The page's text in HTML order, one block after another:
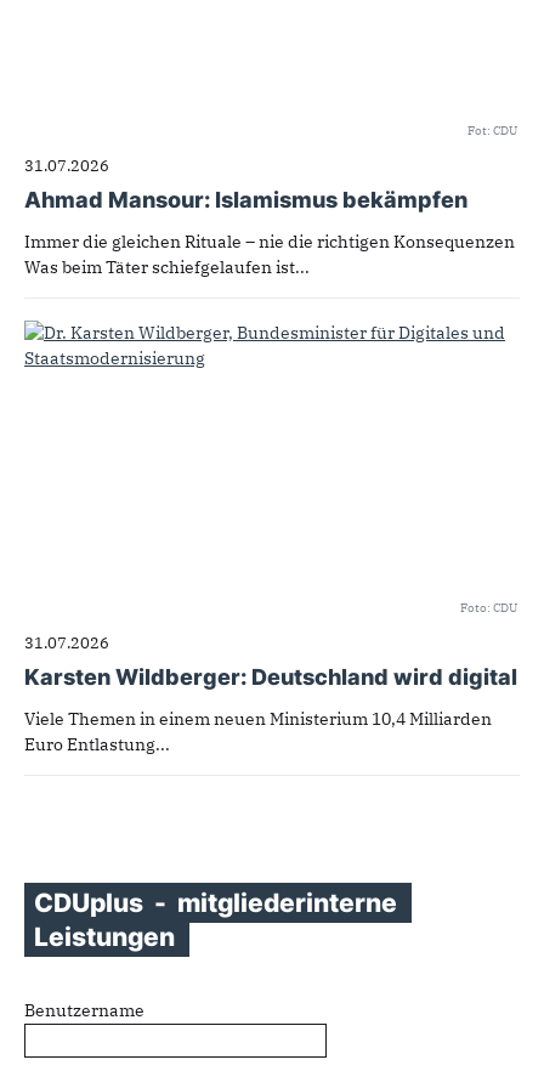
Fot: CDU
31.07.2026
Ahmad Mansour: Islamismus bekämpfen
Immer die gleichen Rituale – nie die richtigen Konsequenzen
Was beim Täter schiefgelaufen ist...
Foto: CDU
31.07.2026
Karsten Wildberger: Deutschland wird digital
Viele Themen in einem neuen Ministerium 10,4 Milliarden
Euro Entlastung...
CDUplus - mitgliederinterne
Leistungen
Benutzername